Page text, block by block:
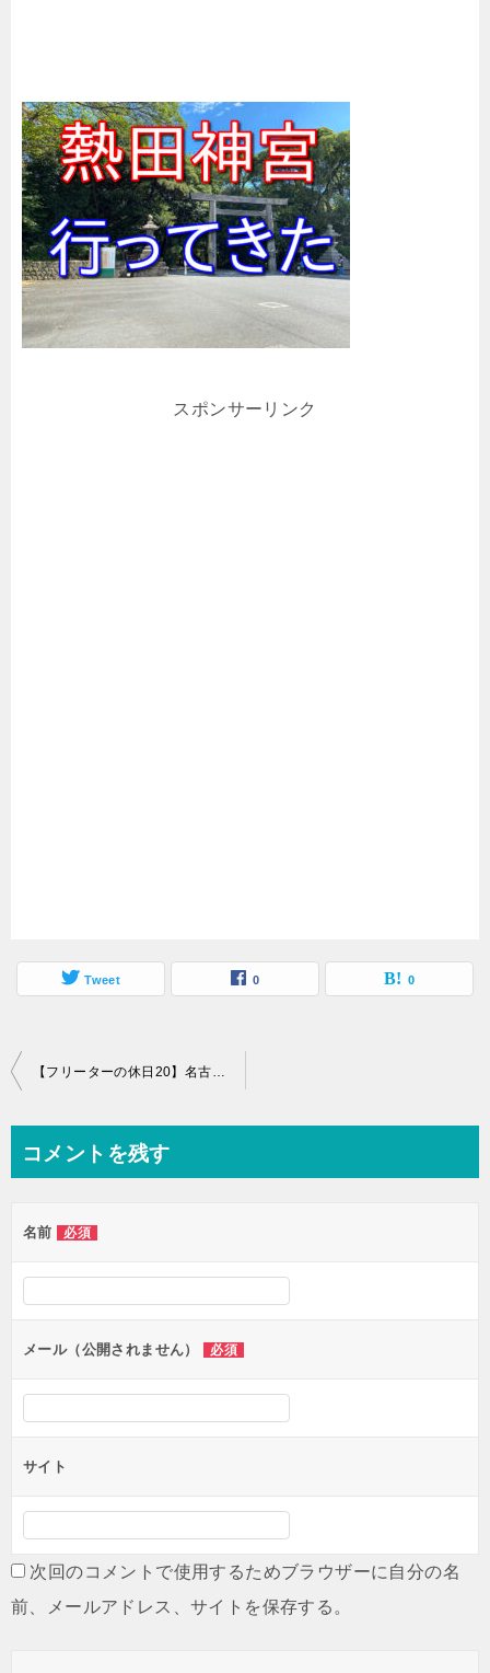
スポンサーリンク
Tweet 0 0
投
ビ
ー
シ
ン
【フリーターの休日20】名古屋駅から歩いて熱田神宮まで行った
コメントを残す
名前 必須
メール（公開されません） 必須
サイト
次回のコメントで使用するためブラウザーに自分の名
前、メールアドレス、サイトを保存する。